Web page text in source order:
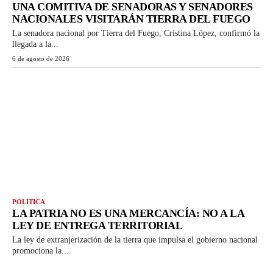
UNA COMITIVA DE SENADORAS Y SENADORES
NACIONALES VISITARÁN TIERRA DEL FUEGO
La senadora nacional por Tierra del Fuego, Cristina López, confirmó la
llegada a la...
6 de agosto de 2026
POLITICA
LA PATRIA NO ES UNA MERCANCÍA: NO A LA
LEY DE ENTREGA TERRITORIAL
La ley de extranjerización de la tierra que impulsa el gobierno nacional
promociona la...